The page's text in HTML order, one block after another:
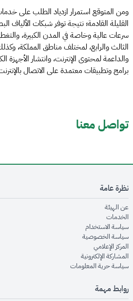
ومن المتوقع استمرار ازدياد الطلب على
سرعات عالية وخاصة في المدن الكبيرة،
الثالث والرابع، لمختلف مناطق المملكة،
والداعمة لمحتوى الإنترنت، وانتشار الأجهزة
برامج وتطبيقات معتمدة على الاتصال
تواصل معنا
نظرة عامة
عن الهيئةopens in new window
الخدماتopens in new window
سياسة الاستخدام
سياسة الخصوصيةopens in new window
المركز الإعلاميopens in new window
المشاركة الإلكترونيةopens in new window
سياسة حرية المعلوماتopens in new window
روابط مهمة